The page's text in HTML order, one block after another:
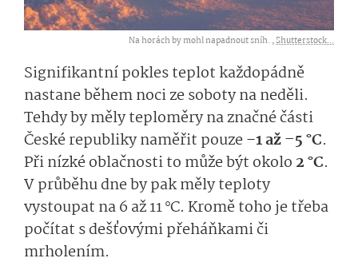
Na horách by mohl napadnout sníh. ,Shutterstock...
Signifikantní pokles teplot každopádně
nastane během noci ze soboty na neděli.
Tehdy by měly teploměry na značné části
České republiky naměřit pouze –1 až –5 °C.
Při nízké oblačnosti to může být okolo 2 °C.
V průběhu dne by pak měly teploty
vystoupat na 6 až 11 °C. Kromě toho je třeba
počítat s dešťovými přeháňkami či
mrholením.